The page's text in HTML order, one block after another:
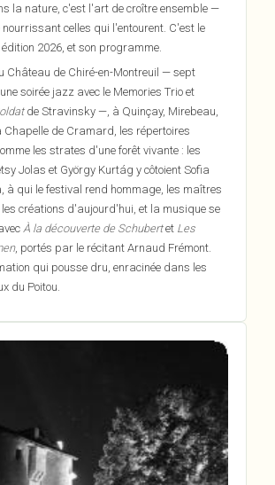
la nature, c'est l'art de croître ensemble —
celles qui l'entourent. C'est le
2026, et son programme.
Château de Chiré-en-Montreuil — sept
soirée jazz avec le Memories Trio et
de Stravinsky —, à Quinçay, Mirebeau,
Chapelle de Cramard, les répertoires
les strates d'une forêt vivante : les
Jolas et György Kurtág y côtoient Sofia
à qui le festival rend hommage, les maîtres
créations d'aujourd'hui, et la musique se
À la découverte de Schubertet Les
, portés par le récitant Arnaud Frémont.
qui pousse dru, enracinée dans les
du Poitou.